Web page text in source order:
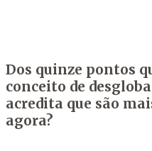
Dos quinze pontos
conceito de
acredita que são
agora?